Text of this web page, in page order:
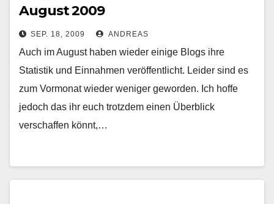
August 2009
SEP. 18, 2009 ANDREAS
Auch im August haben wieder einige Blogs ihre
Statistik und Einnahmen veröffentlicht. Leider sind es
zum Vormonat wieder weniger geworden. Ich hoffe
jedoch das ihr euch trotzdem einen Überblick
verschaffen könnt,…